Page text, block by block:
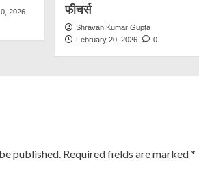
2026
फीचर्स
Shravan Kumar Gupta
February 20, 2026
0
published. Required fields are marked*